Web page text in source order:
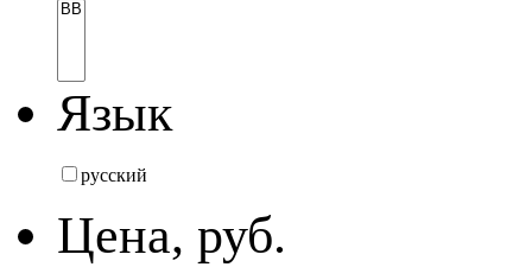
Язык
русский
Цена, руб.